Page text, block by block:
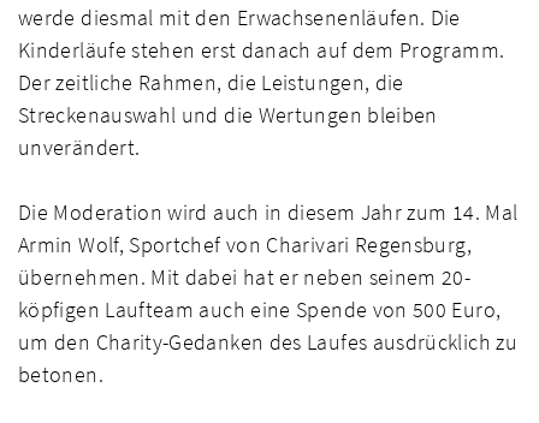
werde diesmal mit den Erwachsenenläufen. Die
Kinderläufe stehen erst danach auf dem Programm.
Der zeitliche Rahmen, die Leistungen, die
Streckenauswahl und die Wertungen bleiben
unverändert.
Die Moderation wird auch in diesem Jahr zum 14. Mal
Armin Wolf, Sportchef von Charivari Regensburg,
übernehmen. Mit dabei hat er neben seinem 20-
köpfigen Laufteam auch eine Spende von 500 Euro,
um den Charity-Gedanken des Laufes ausdrücklich zu
betonen.